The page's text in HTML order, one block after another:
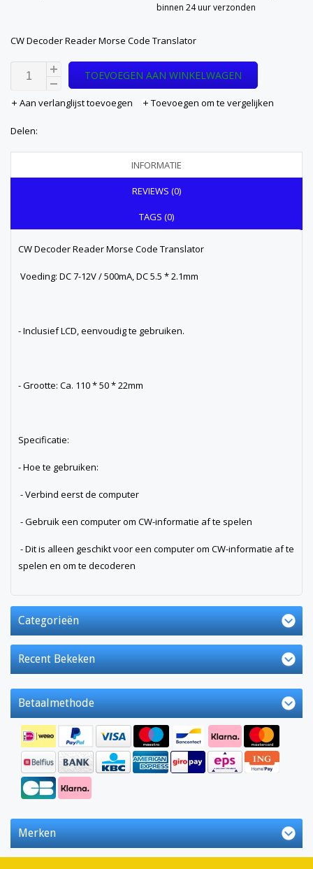
binnen 24 uur verzonden
CW Decoder Reader Morse Code Translator
TOEVOEGEN AAN WINKELWAGEN
Aan verlanglijst toevoegen Toevoegen om te vergelijken
Delen:
INFORMATIE
REVIEWS (0)
TAGS (0)
CW Decoder Reader Morse Code Translator
Voeding: DC 7-12V / 500mA, DC 5.5 * 2.1mm
- Inclusief LCD, eenvoudig te gebruiken.
- Grootte: Ca. 110 * 50 * 22mm
Specificatie:
- Hoe te gebruiken:
- Verbind eerst de computer
- Gebruik een computer om CW-informatie af te spelen
- Dit is alleen geschikt voor een computer om CW-informatie af te
spelen en om te decoderen
Categorieën
Recent Bekeken
Betaalmethode
Merken